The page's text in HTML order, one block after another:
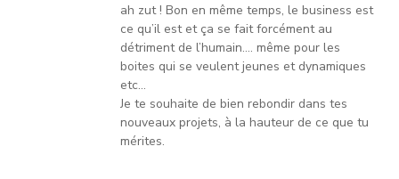
ah zut ! Bon en même temps, le business est
ce qu’il est et ça se fait forcément au
détriment de l’humain…. même pour les
boites qui se veulent jeunes et dynamiques
etc…
Je te souhaite de bien rebondir dans tes
nouveaux projets, à la hauteur de ce que tu
mérites.